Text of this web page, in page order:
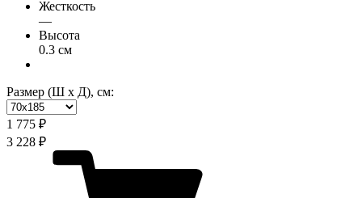
Жесткость
—
Высота
0.3 см
Размер (Ш х Д), см:
1 775 ₽
3 228 ₽